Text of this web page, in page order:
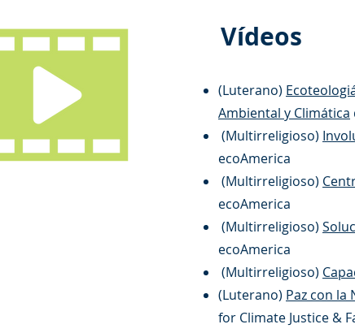
Vídeos
(Luterano)
Ambiental y Climática
(Multirreligioso)
ecoAmerica
(Multirreligioso)
ecoAmerica
(Multirreligioso)
ecoAmerica
(Multirreligioso)
(Luterano) Paz con la
for Climate Justice &